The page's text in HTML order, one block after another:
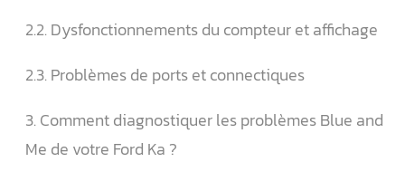
2.2. Dysfonctionnements du compteur et affichage
2.3. Problèmes de ports et connectiques
3. Comment diagnostiquer les problèmes Blue and
Me de votre Ford Ka ?